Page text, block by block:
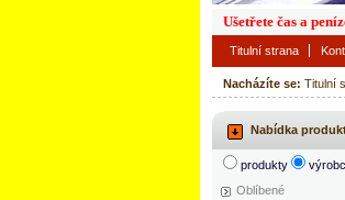
Nacházíte se: Titulní
Nabídka
produkty
Oblíbené
Titulní strana
Ušetřete čas a